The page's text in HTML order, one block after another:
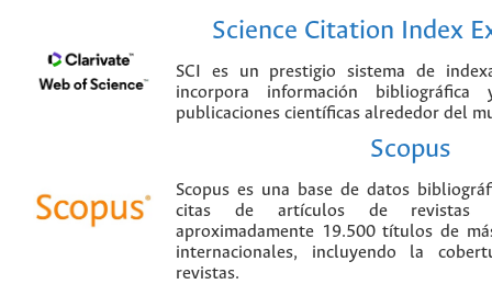
Science Citation Index
SCI es un prestigio sistema de
incorpora información
publicaciones científicas alrededor del
Scopus
Scopus es una base de datos
citas de artículos de revistas
aproximadamente 19.500 títulos de
internacionales, incluyendo la
revistas.